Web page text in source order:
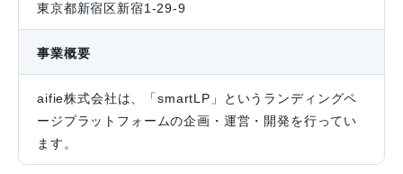
東京都新宿区新宿1-29-9
事業概要
aifie株式会社は、「smartLP」というランディングペ
ージプラットフォームの企画・運営・開発を行ってい
ます。